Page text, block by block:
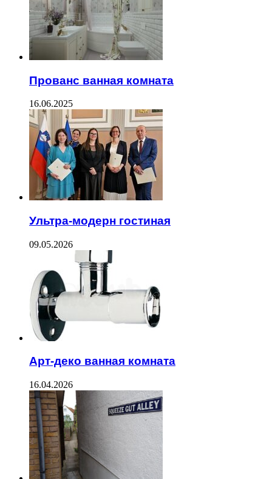
Прованс ванная комната
16.06.2025
Ультра-модерн гостиная
09.05.2026
Арт-деко ванная комната
16.04.2026